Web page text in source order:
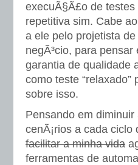
execuÃ§Ã£o de
repetitiva sim. Cabe
a ele pelo projetista
negÃ³cio, para
garantia de qualidade
como teste
sobre isso.
Pensando em
cenÃ¡rios a cada
facilitar a minha vida
ferramentas de